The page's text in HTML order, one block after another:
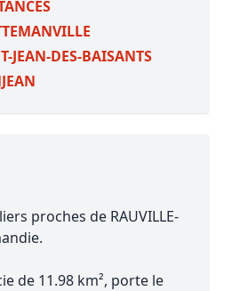
JEAN-DES-BAISANTS
proches de RAUVILLE-
de 11.98 km², porte le